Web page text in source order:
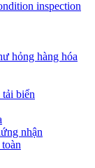
inspection
hỏng hàng hóa
biển
nhận